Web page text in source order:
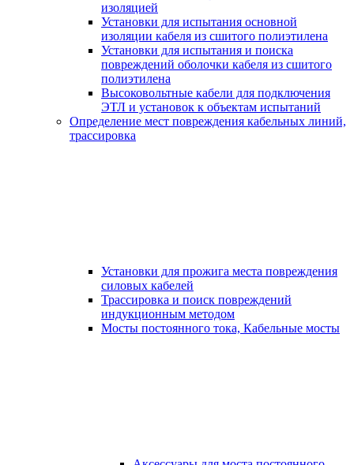
изоляцией
Установки для испытания основной
изоляции кабеля из сшитого полиэтилена
Установки для испытания и поиска
повреждений оболочки кабеля из сшитого
полиэтилена
Высоковольтные кабели для подключения
ЭТЛ и установок к объектам испытаний
Определение мест повреждения кабельных линий,
трассировка
Установки для прожига места повреждения
силовых кабелей
Трассировка и поиск повреждений
индукционным методом
Мосты постоянного тока, Кабельные мосты